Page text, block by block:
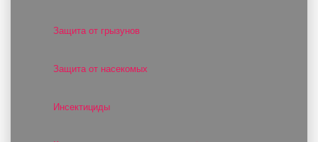
Защита от грызунов
Защита от насекомых
Инсектициды